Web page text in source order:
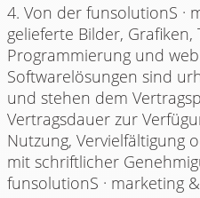
4. Von der funsolutionS ·
gelieferte Bilder, Grafiken,
Programmierung und
Softwarelösungen sind
und stehen dem
Vertragsdauer zur
Nutzung, Vervielfältigung
mit schriftlicher
funsolutionS · marketing